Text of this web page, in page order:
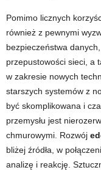
Pomimo licznych
również z pewnymi
bezpieczeństwa
przepustowości sieci, a
w zakresie nowych
starszych systemów z
być skomplikowana i
przemysłu jest
chmurowymi. Rozwój
bliżej źródła, w
analizę i reakcję.